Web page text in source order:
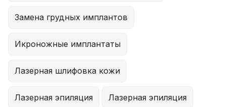
Замена грудных имплантов
Икроножные имплантаты
Лазерная шлифовка кожи
Лазерная эпиляция Лазерная эпиляция